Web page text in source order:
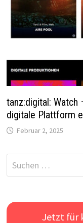
tanz:digital:
digitale Plattform
Februar 2, 2025
Suchen
nach:
Jetzt für